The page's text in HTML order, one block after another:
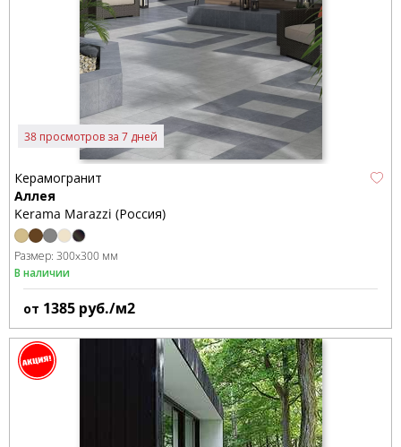
38 просмотров за 7 дней
Керамогранит
Аллея
Kerama Marazzi (Россия)
Размер: 300x300 мм
В наличии
от 1385 руб./м2